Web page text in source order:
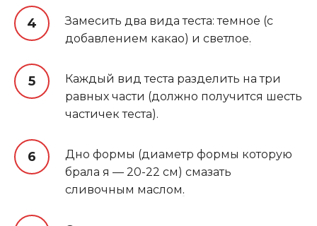
Замесить два вида теста: темное (с
добавлением какао) и светлое.
Каждый вид теста разделить на три
равных части (должно получится шесть
частичек теста).
Дно формы (диаметр формы которую
брала я — 20-22 см) смазать
сливочным маслом.